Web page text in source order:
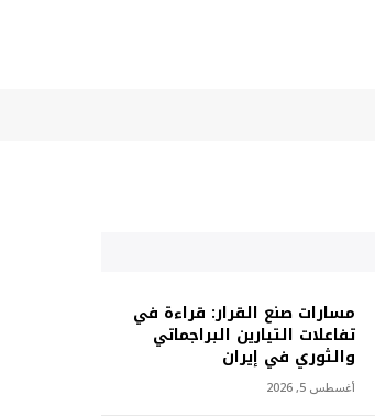
مسارات صنع القرار: قراءة في
تفاعلات التيارين البراجماتي
والثوري في إيران
أغسطس 5, 2026